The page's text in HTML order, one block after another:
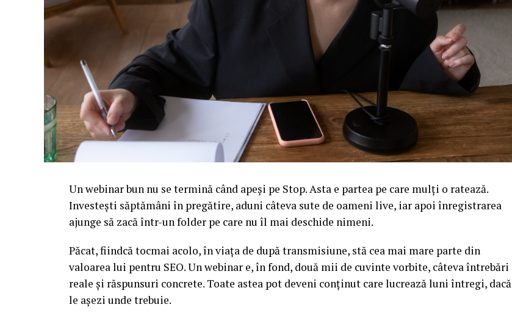
Un webinar bun nu se termină când apeși pe Stop. Asta e partea pe care mulți o ratează.
Investești săptămâni în pregătire, aduni câteva sute de oameni live, iar apoi înregistrarea
ajunge să zacă într-un folder pe care nu îl mai deschide nimeni.
Păcat, fiindcă tocmai acolo, în viața de după transmisiune, stă cea mai mare parte din
valoarea lui pentru SEO. Un webinar e, în fond, două mii de cuvinte vorbite, câteva întrebări
reale și răspunsuri concrete. Toate astea pot deveni conținut care lucrează luni întregi, dacă
le așezi unde trebuie.